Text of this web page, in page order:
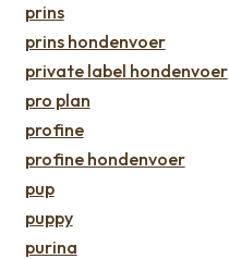
prins
prins hondenvoer
private label hondenvoer
pro plan
profine
profine hondenvoer
pup
puppy
purina